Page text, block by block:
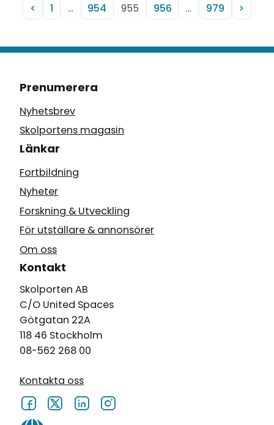
< 1 … 954 955 956 … 979 >
Prenumerera
Nyhetsbrev
Skolportens magasin
Länkar
Fortbildning
Nyheter
Forskning & Utveckling
För utställare & annonsörer
Om oss
Kontakt
Skolporten AB
C/O United Spaces
Götgatan 22A
118 46 Stockholm
08-562 268 00
Kontakta oss